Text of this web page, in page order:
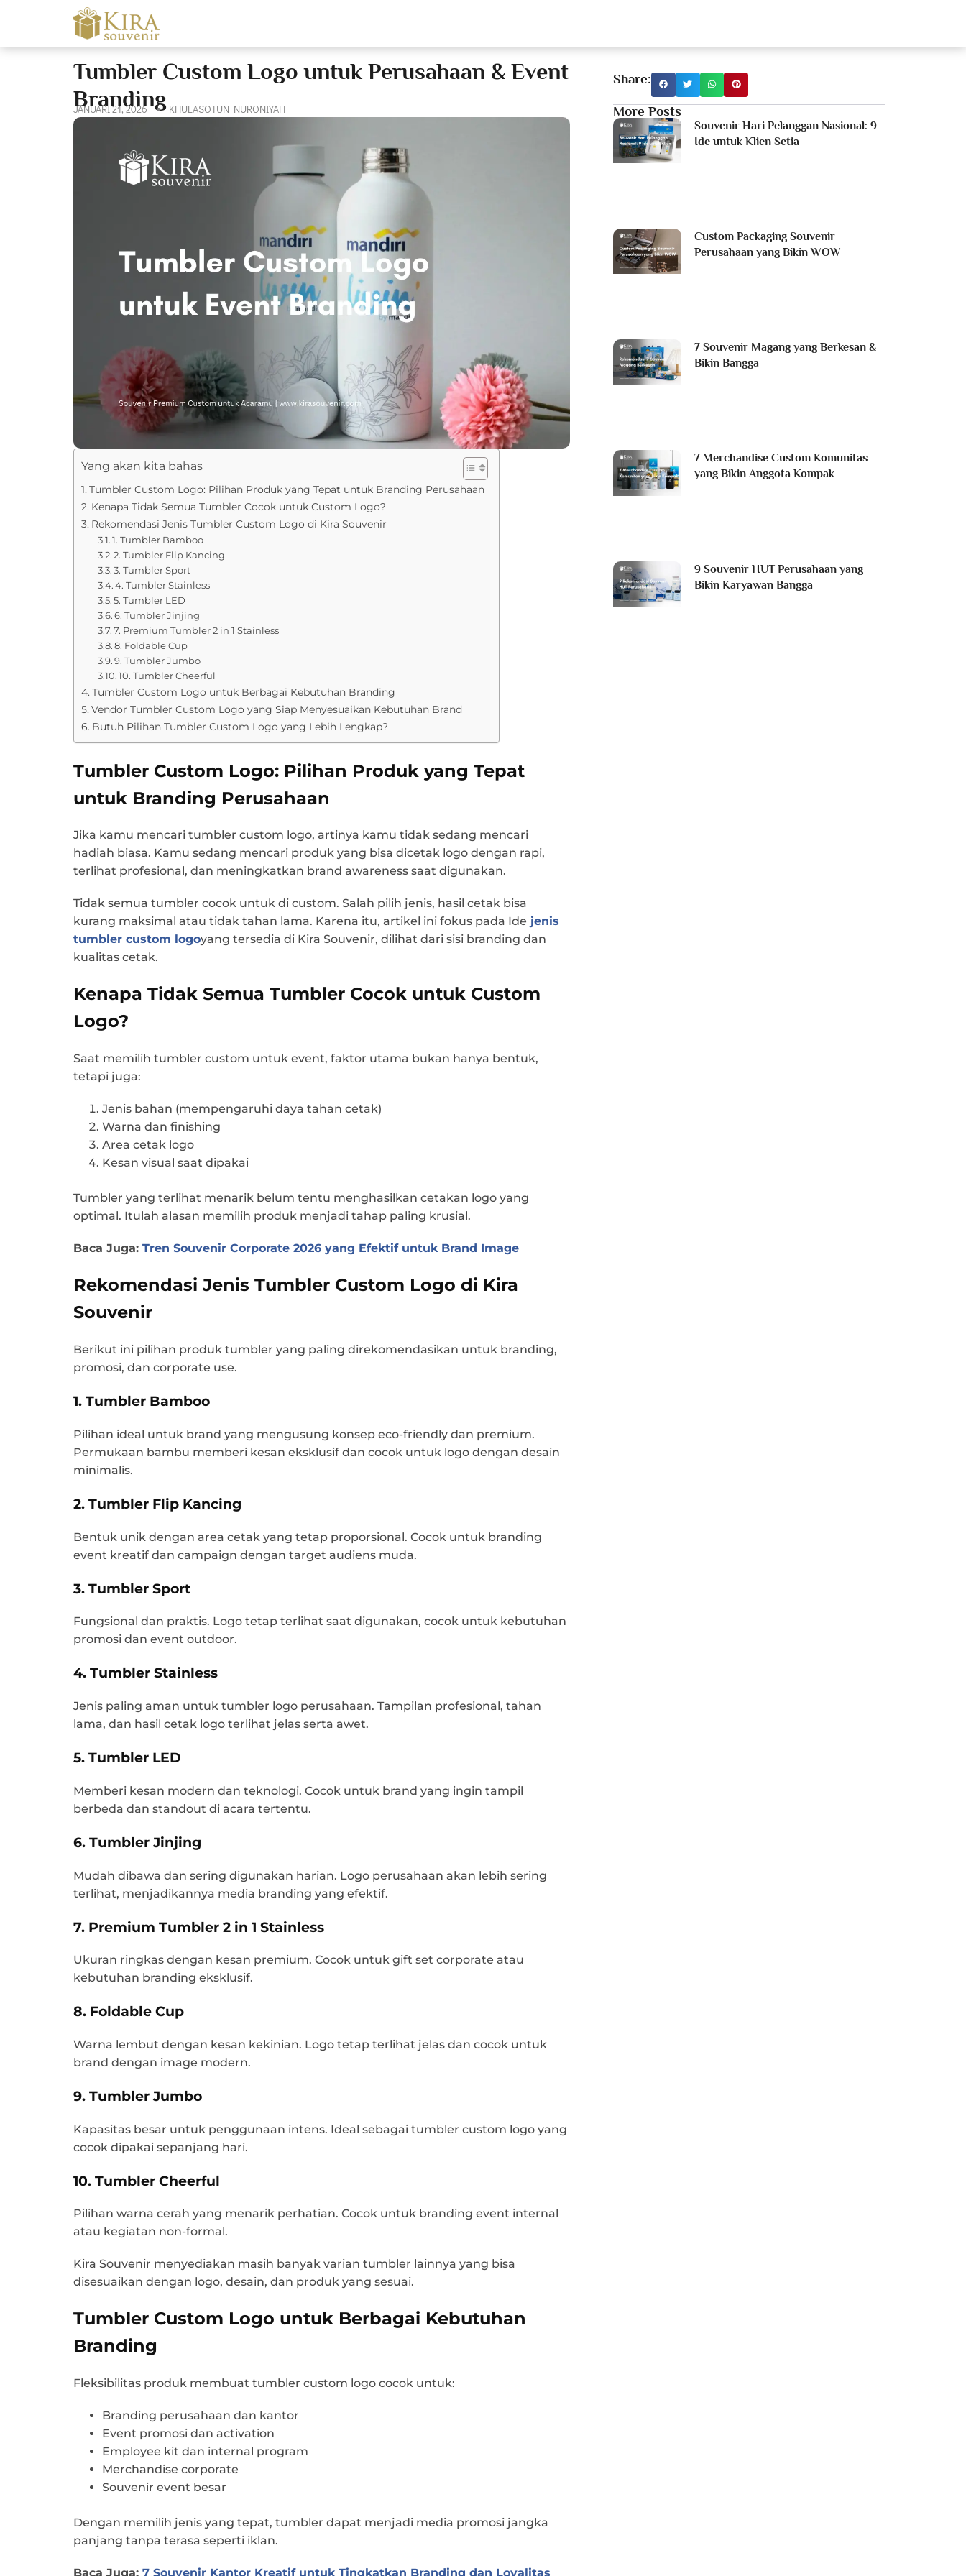
Tumbler Custom Logo untuk Perusahaan & Event
Branding
JANUARI 21, 2026 KHULASOTUN NURONIYAH
Yang akan kita bahas
Tumbler Custom Logo: Pilihan Produk yang Tepat untuk Branding Perusahaan
Kenapa Tidak Semua Tumbler Cocok untuk Custom Logo?
Rekomendasi Jenis Tumbler Custom Logo di Kira Souvenir
1. Tumbler Bamboo
2. Tumbler Flip Kancing
3. Tumbler Sport
4. Tumbler Stainless
5. Tumbler LED
6. Tumbler Jinjing
7. Premium Tumbler 2 in 1 Stainless
8. Foldable Cup
9. Tumbler Jumbo
10. Tumbler Cheerful
Tumbler Custom Logo untuk Berbagai Kebutuhan Branding
Vendor Tumbler Custom Logo yang Siap Menyesuaikan Kebutuhan Brand
Butuh Pilihan Tumbler Custom Logo yang Lebih Lengkap?
Tumbler Custom Logo: Pilihan Produk yang Tepat
untuk Branding Perusahaan
Jika kamu mencari tumbler custom logo, artinya kamu tidak sedang mencari
hadiah biasa. Kamu sedang mencari produk yang bisa dicetak logo dengan rapi,
terlihat profesional, dan meningkatkan brand awareness saat digunakan.
Tidak semua tumbler cocok untuk di custom. Salah pilih jenis, hasil cetak bisa
kurang maksimal atau tidak tahan lama. Karena itu, artikel ini fokus pada Ide jenis
tumbler custom logoyang tersedia di Kira Souvenir, dilihat dari sisi branding dan
kualitas cetak.
Kenapa Tidak Semua Tumbler Cocok untuk Custom
Logo?
Saat memilih tumbler custom untuk event, faktor utama bukan hanya bentuk,
tetapi juga:
Jenis bahan (mempengaruhi daya tahan cetak)
Warna dan finishing
Area cetak logo
Kesan visual saat dipakai
Tumbler yang terlihat menarik belum tentu menghasilkan cetakan logo yang
optimal. Itulah alasan memilih produk menjadi tahap paling krusial.
Baca Juga: Tren Souvenir Corporate 2026 yang Efektif untuk Brand Image
Rekomendasi Jenis Tumbler Custom Logo di Kira
Souvenir
Berikut ini pilihan produk tumbler yang paling direkomendasikan untuk branding,
promosi, dan corporate use.
1. Tumbler Bamboo
Pilihan ideal untuk brand yang mengusung konsep eco-friendly dan premium.
Permukaan bambu memberi kesan eksklusif dan cocok untuk logo dengan desain
minimalis.
2. Tumbler Flip Kancing
Bentuk unik dengan area cetak yang tetap proporsional. Cocok untuk branding
event kreatif dan campaign dengan target audiens muda.
3. Tumbler Sport
Fungsional dan praktis. Logo tetap terlihat saat digunakan, cocok untuk kebutuhan
promosi dan event outdoor.
4. Tumbler Stainless
Jenis paling aman untuk tumbler logo perusahaan. Tampilan profesional, tahan
lama, dan hasil cetak logo terlihat jelas serta awet.
5. Tumbler LED
Memberi kesan modern dan teknologi. Cocok untuk brand yang ingin tampil
berbeda dan standout di acara tertentu.
6. Tumbler Jinjing
Mudah dibawa dan sering digunakan harian. Logo perusahaan akan lebih sering
terlihat, menjadikannya media branding yang efektif.
7. Premium Tumbler 2 in 1 Stainless
Ukuran ringkas dengan kesan premium. Cocok untuk gift set corporate atau
kebutuhan branding eksklusif.
8. Foldable Cup
Warna lembut dengan kesan kekinian. Logo tetap terlihat jelas dan cocok untuk
brand dengan image modern.
9. Tumbler Jumbo
Kapasitas besar untuk penggunaan intens. Ideal sebagai tumbler custom logo yang
cocok dipakai sepanjang hari.
10. Tumbler Cheerful
Pilihan warna cerah yang menarik perhatian. Cocok untuk branding event internal
atau kegiatan non-formal.
Kira Souvenir menyediakan masih banyak varian tumbler lainnya yang bisa
disesuaikan dengan logo, desain, dan produk yang sesuai.
Tumbler Custom Logo untuk Berbagai Kebutuhan
Branding
Fleksibilitas produk membuat tumbler custom logo cocok untuk:
Branding perusahaan dan kantor
Event promosi dan activation
Employee kit dan internal program
Merchandise corporate
Souvenir event besar
Dengan memilih jenis yang tepat, tumbler dapat menjadi media promosi jangka
panjang tanpa terasa seperti iklan.
Baca Juga: 7 Souvenir Kantor Kreatif untuk Tingkatkan Branding dan Loyalitas
Share:
More Posts
Souvenir Hari Pelanggan Nasional: 9
Ide untuk Klien Setia
Custom Packaging Souvenir
Perusahaan yang Bikin WOW
7 Souvenir Magang yang Berkesan &
Bikin Bangga
7 Merchandise Custom Komunitas
yang Bikin Anggota Kompak
9 Souvenir HUT Perusahaan yang
Bikin Karyawan Bangga